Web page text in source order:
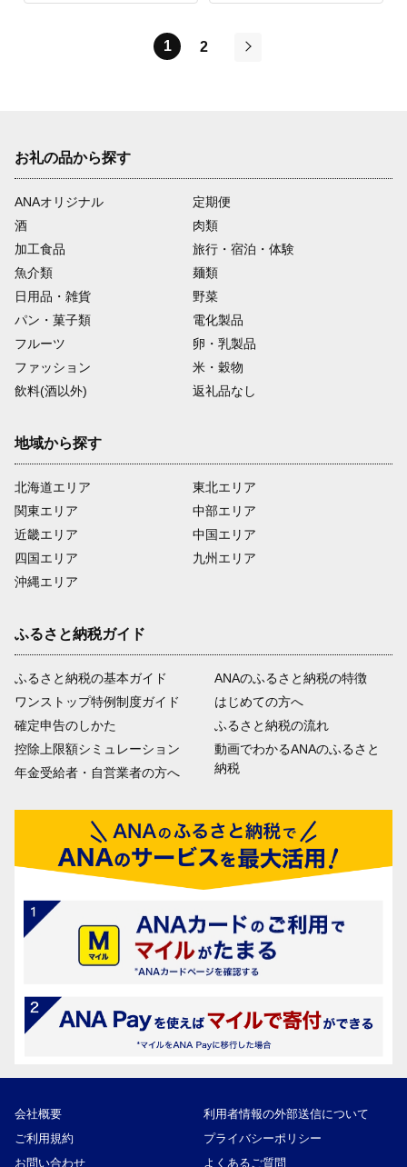
1
2
お礼の品から探す
ANAオリジナル
定期便
酒
肉類
加工食品
旅行・宿泊・体験
魚介類
麺類
日用品・雑貨
野菜
パン・菓子類
電化製品
フルーツ
卵・乳製品
ファッション
米・穀物
飲料(酒以外)
返礼品なし
地域から探す
北海道エリア
関東エリア
近畿エリア
四国エリア
沖縄エリア
東北エリア
中部エリア
中国エリア
九州エリア
ふるさと納税ガイド
ふるさと納税の基本ガイド
ワンストップ特例制度ガイド
確定申告のしかた
控除上限額シミュレーション
年金受給者・自営業者の方へ
ANAのふるさと納税の特徴
はじめての方へ
ふるさと納税の流れ
動画でわかるANAのふるさと
納税
会社概要
利用者情報の外部送信について
ご利用規約
プライバシーポリシー
お問い合わせ
よくあるご質問